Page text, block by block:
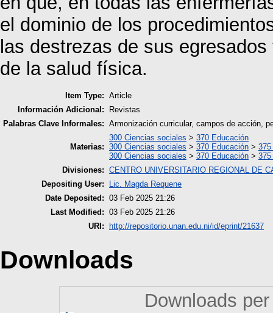
el dominio de los
las destrezas de sus
de la salud física.
Item Type: Article
Información Adicional:
Revistas
Palabras Clave Informales: Armonización curricular, campos de acción,
Materias:
300 Ciencias sociales > 370 Educación
300 Ciencias sociales > 370 Educación >
300 Ciencias sociales > 370 Educación >
Divisiones: CENTRO UNIVERSITARIO REGIONAL DE
Depositing User:
Lic. Magda Requene
Date Deposited: 03 Feb 2025 21:26
Last Modified: 03 Feb 2025 21:26
URI:
http://repositorio.unan.edu.ni/id/eprint/21637
Downloads
Downloads